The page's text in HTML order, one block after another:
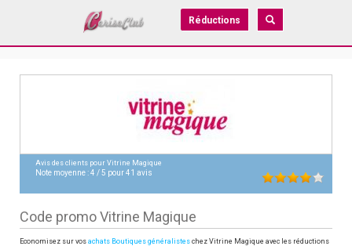
Réductions
Avis des clients pour Vitrine Magique
Note moyenne :4 /5 pour41 avis
Code promo Vitrine Magique
Economisez sur vos achats Boutiques généralistes chez Vitrine Magique avec les réductions